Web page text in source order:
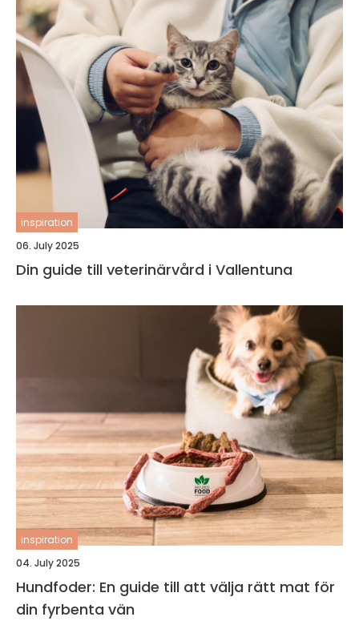
inspiration
06. July 2025
Din guide till veterinärvård i Vallentuna
inspiration
04. July 2025
Hundfoder: En guide till att välja rätt mat för
din fyrbenta vän